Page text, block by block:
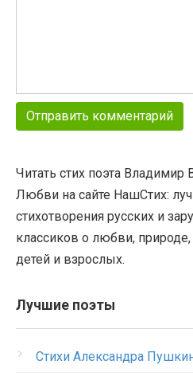
Читать стих поэта
Любви на сайте НашСтих:
стихотворения русских и
классиков о любви,
детей и взрослых.
Лучшие поэты
Стихи Александра